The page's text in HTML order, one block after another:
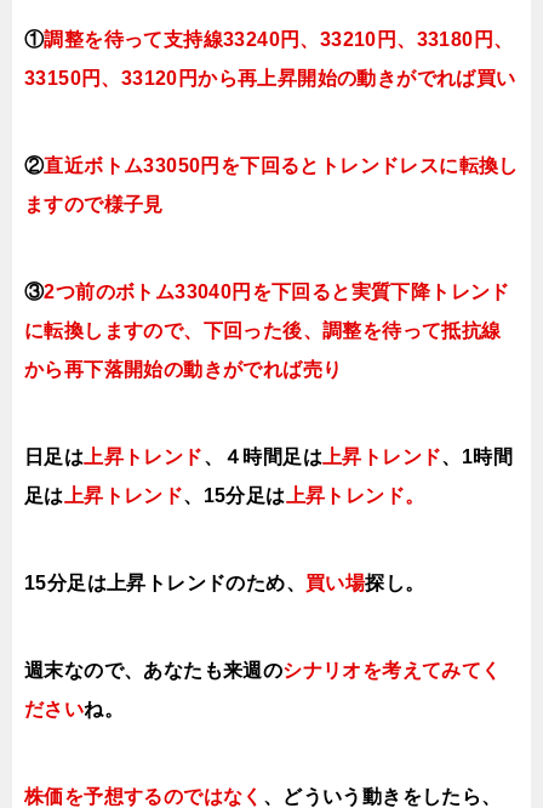
①調整を待って支持線33240円、33210円、 33180円、
33150円、 33120円から再上昇開始の動きがでれば買い
②直近ボトム33050円を下回るとトレンドレスに転換し
ますので様子見
③2つ前のボトム33040円を下回ると実質下降トレンド
に転換しますので、下回った後、調整を待って抵抗線
から再下落開始の動きがでれば売り
日足は 上昇トレンド、４時間足は 上昇トレンド、1時間
足は
上昇トレンド、 15分足は 上昇トレンド。
15分足は上昇トレンドのため、 買い場探し。
週末なので、あなたも来週のシナリオを考えてみてく
ださいね。
株価を予想するのではなく 、どういう動きをしたら、